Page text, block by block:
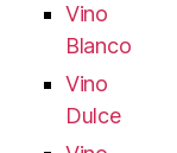
Vino
Blanco
Vino
Dulce